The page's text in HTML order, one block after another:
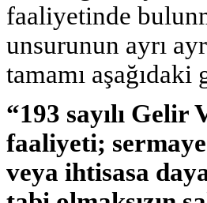
faaliyetinde
unsurunun ayrı
tamamı
“193 sayılı Gelir
faaliyeti;
veya ihtisasa